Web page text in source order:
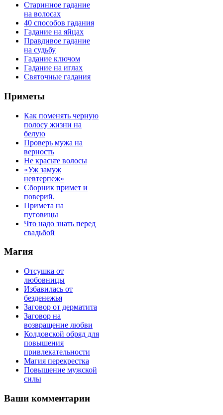
Старинное гадание
на волосах
40 способов гадания
Гадание на яйцах
Правдивое гадание
на судьбу
Гадание ключом
Гадание на иглах
Святочные гадания
Приметы
Как поменять черную
полосу жизни на
белую
Проверь мужа на
верность
Не красьте волосы
«Уж замуж
невтерпеж»
Сборник примет и
поверий.
Примета на
пуговицы
Что надо знать перед
свадьбой
Магия
Отсушка от
любовницы
Избавилась от
безденежья
Заговор от дерматита
Заговор на
возвращение любви
Колдовской обряд для
повышения
привлекательности
Магия перекрестка
Повышение мужской
силы
Ваши комментарии